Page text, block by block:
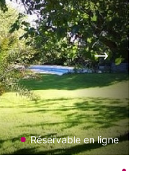
Réservable en ligne
Suivant